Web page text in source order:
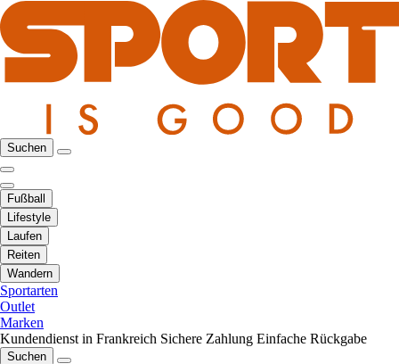
Suchen
Fußball
Lifestyle
Laufen
Reiten
Wandern
Sportarten
Outlet
Marken
Kundendienst in Frankreich Sichere Zahlung Einfache Rückgabe
Suchen